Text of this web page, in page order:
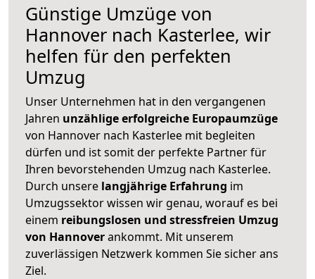
Günstige Umzüge von
Hannover nach Kasterlee, wir
helfen für den perfekten
Umzug
Unser Unternehmen hat in den vergangenen
Jahren unzählige erfolgreiche Europaumzüge
von Hannover nach Kasterlee mit begleiten
dürfen und ist somit der perfekte Partner für
Ihren bevorstehenden Umzug nach Kasterlee.
Durch unsere langjährige Erfahrung im
Umzugssektor wissen wir genau, worauf es bei
einem reibungslosen und stressfreien Umzug
von Hannoverankommt. Mit unserem
zuverlässigen Netzwerk kommen Sie sicher ans
Ziel.